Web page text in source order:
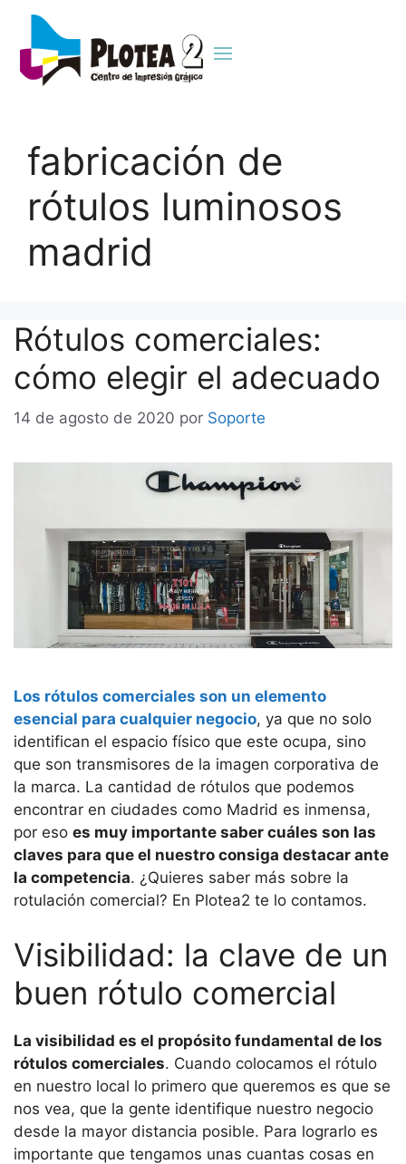
fabricación de
rótulos luminosos
madrid
Rótulos comerciales:
cómo elegir el adecuado
14 de agosto de 2020 por Soporte
Los rótulos comerciales son un elemento
esencial para cualquier negocio, ya que no solo
identifican el espacio físico que este ocupa, sino
que son transmisores de la imagen corporativa de
la marca. La cantidad de rótulos que podemos
encontrar en ciudades como Madrid es inmensa,
por eso es muy importante saber cuáles son las
claves para que el nuestro consiga destacar ante
la competencia. ¿Quieres saber más sobre la
rotulación comercial? En Plotea2 te lo contamos.
Visibilidad: la clave de un
buen rótulo comercial
La visibilidad es el propósito fundamental de los
rótulos comerciales. Cuando colocamos el rótulo
en nuestro local lo primero que queremos es que se
nos vea, que la gente identifique nuestro negocio
desde la mayor distancia posible. Para lograrlo es
importante que tengamos unas cuantas cosas en